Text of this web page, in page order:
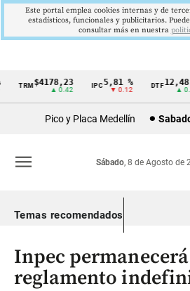
Cintillo
Colombia
TRM$4178,23
▲ 0.42
5,81 %
▼ 0.12
DTF12,48 %
▲ 0.05
Pico y Placa Medellín
Sábado, 8 de Agosto de
menu
Temas recomendados
Inpec
reglamento
Este portal emplea cookies internas y de
estadísticos, funcionales y publicitarios.
consultar más en nuestra